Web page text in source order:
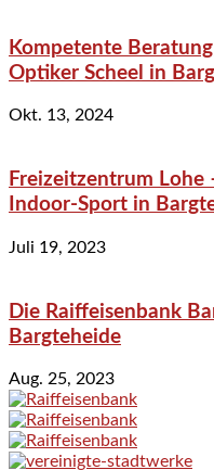
Kompetente
Optiker Scheel in
Okt. 13, 2024
Freizeitzentrum
Indoor-Sport in
Juli 19, 2023
Die Raiffeisenbank
Bargteheide
Aug. 25, 2023